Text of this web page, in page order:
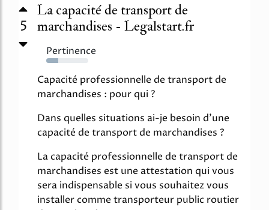
5
La capacité de transport de
marchandises - Legalstart.fr
Pertinence
29%
Capacité professionnelle de transport de
marchandises : pour qui ?
Dans quelles situations ai-je besoin d'une
capacité de transport de marchandises ?
La capacité professionnelle de transport de
marchandises est une attestation qui vous
sera indispensable si vous souhaitez vous
installer comme transporteur public routier